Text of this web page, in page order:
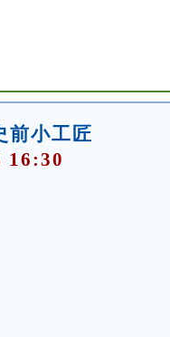
前小工匠
16:30